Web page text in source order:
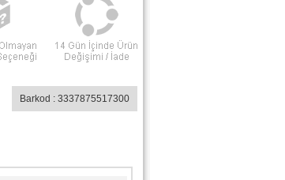
Barkod : 3337875517300